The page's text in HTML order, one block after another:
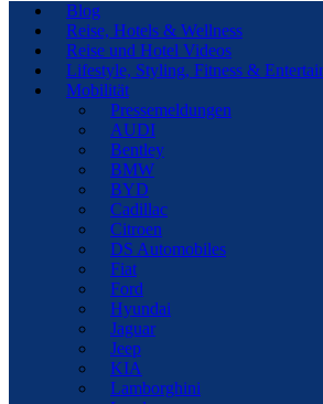
Blog
Reise, Hotels & Wellness
Reise und Hotel Videos
Lifestyle, Styling, Fitness &
Mobilität
Pressemeldungen
AUDI
Bentley
BMW
BYD
Cadillac
Citroen
DS Automobiles
Fiat
Ford
Hyundai
Jaguar
Jeep
KIA
Lamborghini